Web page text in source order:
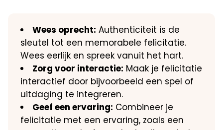
Wees oprecht: Authenticiteit is de
sleutel tot een memorabele felicitatie.​
Wees eerlijk en spreek vanuit het hart.​
Zorg voor interactie: Maak je felicitatie
interactief door bijvoorbeeld een spel of
uitdaging te integreren.​
Geef een ervaring: Combineer je
felicitatie met een ervaring, zoals een